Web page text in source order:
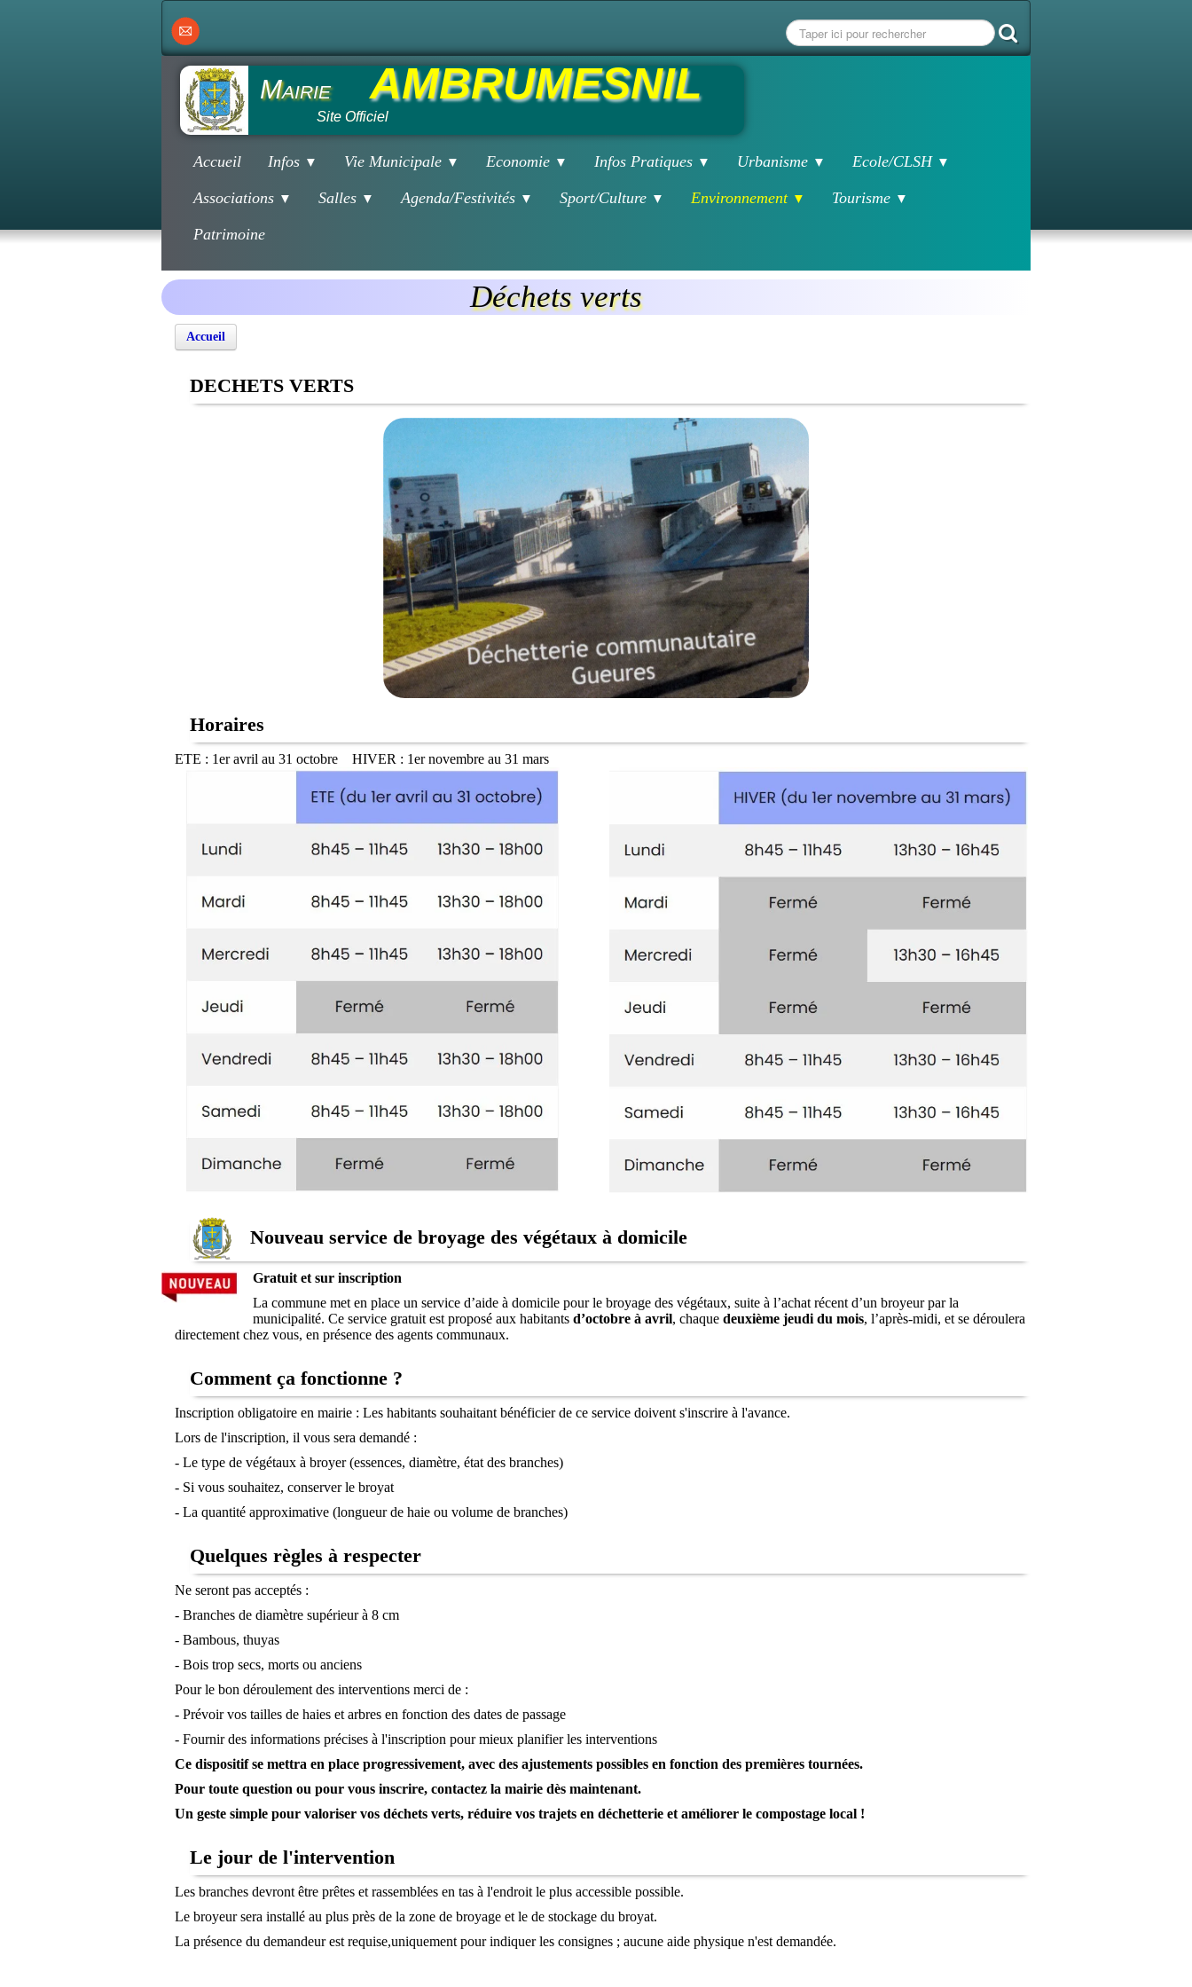
Mairie AMBRUMESNIL
Site Officiel
Accueil Infos ▼ Vie Municipale ▼ Economie ▼ Infos Pratiques ▼ Urbanisme ▼ Ecole/CLSH ▼
Associations ▼ Salles ▼ Agenda/Festivités ▼ Sport/Culture ▼ Environnement ▼ Tourisme ▼
Patrimoine
Déchets verts
Accueil
DECHETS VERTS
Horaires
ETE : 1er avril au 31 octobre HIVER : 1er novembre au 31 mars
Nouveau service de broyage des végétaux à domicile
Gratuit et sur inscription
La commune met en place un service d’aide à domicile pour le broyage des végétaux, suite à l’achat récent d’un broyeur par la
municipalité. Ce service gratuit est proposé aux habitants d’octobre à avril, chaque deuxième jeudi du mois, l’après-midi, et se déroulera
directement chez vous, en présence des agents communaux.
Comment ça fonctionne ?
Inscription obligatoire en mairie : Les habitants souhaitant bénéficier de ce service doivent s'inscrire à l'avance.
Lors de l'inscription, il vous sera demandé :
- Le type de végétaux à broyer (essences, diamètre, état des branches)
- Si vous souhaitez, conserver le broyat
- La quantité approximative (longueur de haie ou volume de branches)
Quelques règles à respecter
Ne seront pas acceptés :
- Branches de diamètre supérieur à 8 cm
- Bambous, thuyas
- Bois trop secs, morts ou anciens
Pour le bon déroulement des interventions merci de :
- Prévoir vos tailles de haies et arbres en fonction des dates de passage
- Fournir des informations précises à l'inscription pour mieux planifier les interventions
Ce dispositif se mettra en place progressivement, avec des ajustements possibles en fonction des premières tournées.
Pour toute question ou pour vous inscrire, contactez la mairie dès maintenant.
Un geste simple pour valoriser vos déchets verts, réduire vos trajets en déchetterie et améliorer le compostage local !
Le jour de l'intervention
Les branches devront être prêtes et rassemblées en tas à l'endroit le plus accessible possible.
Le broyeur sera installé au plus près de la zone de broyage et le de stockage du broyat.
La présence du demandeur est requise,uniquement pour indiquer les consignes ; aucune aide physique n'est demandée.